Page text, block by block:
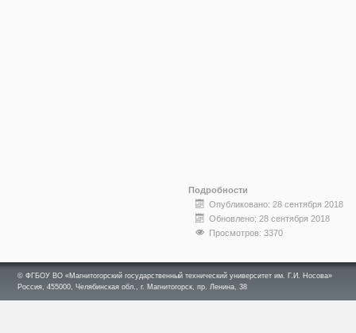
Подробности
Опубликовано: 28 сентября 2018
Обновлено: 28 сентября 2018
Просмотров: 3370
© ФГБОУ ВО «Магнитогорский государственный технический университет им. Г.И. Носова»
Россия, 455000, Челябинская обл., г. Магнитогорск, пр. Ленина, 38